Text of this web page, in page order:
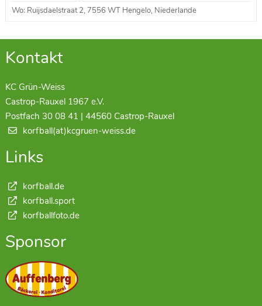
Wo: Ruijsdaelstraat 2, 7556 WT Hengelo, Niederlande
Kontakt
KC Grün-Weiss
Castrop-Rauxel 1967 e.V.
Postfach 30 08 41 | 44560 Castrop-Rauxel
korfball(at)kcgruen-weiss.de
Links
korfball.de
korfball.sport
korfballfoto.de
Sponsor